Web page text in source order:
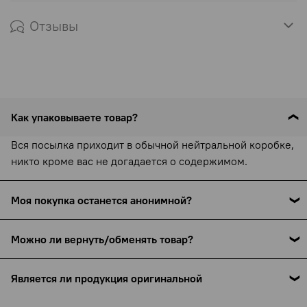
Отзывы
Как упаковываете товар?
Вся посылка приходит в обычной нейтральной коробке,
никто кроме вас не догадается о содержимом.
Моя покупка останется анонимной?
СДЭК) обязаны указывать наименование товара в
накладной — это требование закона. Мы указываем
только название бренда (например, Pjur или Bijoux
Можно ли вернуть/обменять товар?
обмену, но если есть производственный брак — мы
Является ли продукция оригинальной